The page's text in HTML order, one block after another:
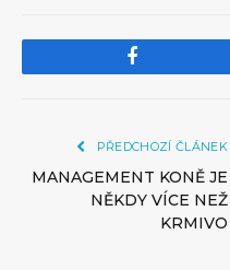
Facebook
PŘEDCHOZÍ ČLÁNEK
MANAGEMENT KONĚ JE
NĚKDY VÍCE NEŽ
KRMIVO